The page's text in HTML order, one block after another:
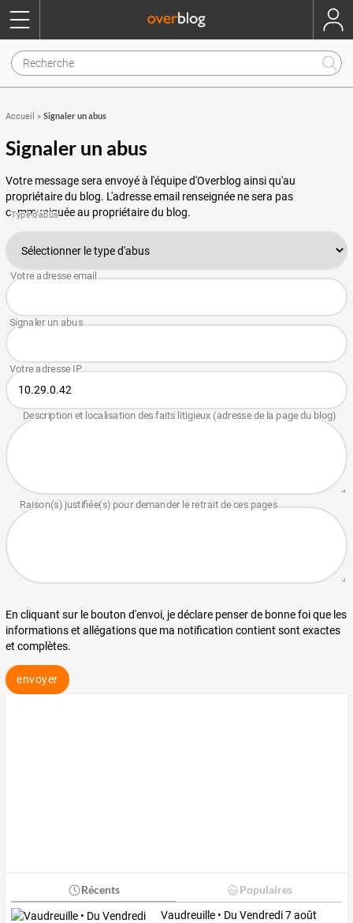
Accueil » Signaler un abus
Signaler un abus
Votre message sera envoyé à l'équipe d'Overblog ainsi qu'au
propriétaire du blog. L'adresse email renseignée ne sera pas
communiquée au propriétaire du blog.
En cliquant sur le bouton d'envoi, je déclare penser de bonne foi que les
informations et allégations que ma notification contient sont exactes
et complètes.
envoyer
Récents Populaires
Vaudreuille • Du Vendredi7août